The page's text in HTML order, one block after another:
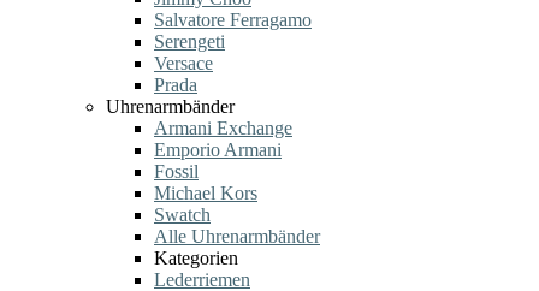
Salvatore Ferragamo
Serengeti
Versace
Prada
Uhrenarmbänder
Armani Exchange
Emporio Armani
Fossil
Michael Kors
Swatch
Alle Uhrenarmbänder
Kategorien
Lederriemen